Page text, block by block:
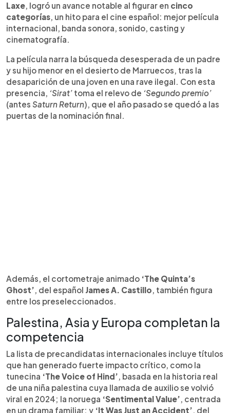
Laxe, logró un avance notable al figurar en cinco
categorías, un hito para el cine español: mejor película
internacional, banda sonora, sonido, casting y
cinematografía.
La película narra la búsqueda desesperada de un padre
y su hijo menor en el desierto de Marruecos, tras la
desaparición de una joven en una rave ilegal. Con esta
presencia, ‘Sirat’ toma el relevo de ‘Segundo premio’
(antes Saturn Return), que el año pasado se quedó a las
puertas de la nominación final.
Además, el cortometraje animado ‘The Quinta’s
Ghost’, del español James A. Castillo, también figura
entre los preseleccionados.
Palestina, Asia y Europa completan la
competencia
La lista de precandidatas internacionales incluye títulos
que han generado fuerte impacto crítico, como la
tunecina ‘The Voice of Hind’, basada en la historia real
de una niña palestina cuya llamada de auxilio se volvió
viral en 2024; la noruega ‘Sentimental Value’, centrada
en un drama familiar; y ‘It Was Just an Accident’, del